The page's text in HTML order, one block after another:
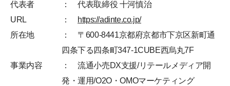
代表者
： 代表取締役 十河慎治
URL
：
https://adinte.co.jp/
所在地
： 〒600-8441京都府京都市下京区新町通
四条下る四条町347-1CUBE西烏丸7F
事業内容
： 流通小売DX支援/リテールメディア開
発・運用/O2O・OMOマーケティング